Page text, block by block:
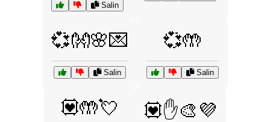
Salin
💞👐🌸💌
Salin
💞🤲
Salin
💟🤲💘 💟✋🎨💜